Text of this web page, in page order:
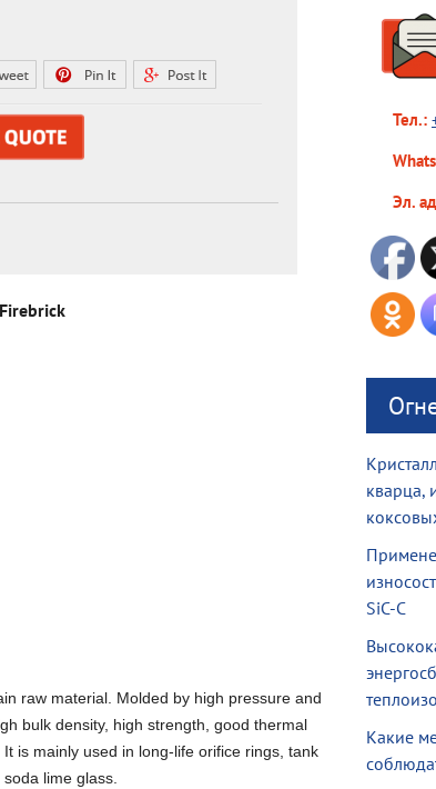
raw material. Molded by high pressure and
bulk density, high strength, good thermal
is mainly used in long-life orifice rings, tank
lime glass.
Тел.:
Эл.
кварца,
SiC-C
Какие